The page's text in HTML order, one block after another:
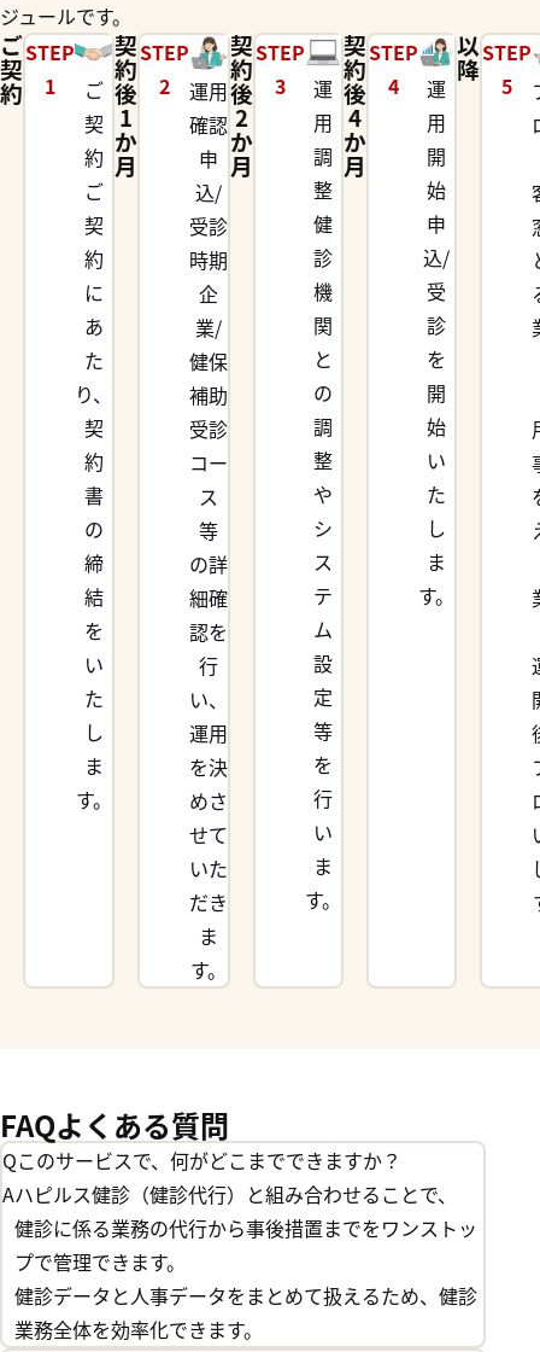
ジュールです。
ご
契
約
STEP
1
ご
契
約
ご
契
約
に
あ
た
り、
契
約
書
の
締
結
を
い
た
し
ま
す。
契
約
後
1
か
月
STEP
2
運用
確認
申
込/
受診
時期
企
業/
健保
補助
受診
コー
ス
等
の詳
細確
認を
行
い、
運用
を決
めさ
せて
いた
だき
ま
す。
契
約
後
2
か
月
STEP
3
運
用
調
整
健
診
機
関
と
の
調
整
や
シ
ス
テ
ム
設
定
等
を
行
い
ま
す。
契
約
後
4
か
月
STEP
4
運
用
開
始
申
込/
受
診
を
開
始
い
た
し
ま
す。
以
降STEP
5
FAQよくある質問
Qこのサービスで、何がどこまでできますか？
Aハピルス健診（健診代行）と組み合わせることで、
健診に係る業務の代行から事後措置までをワンストッ
プで管理できます。
健診データと人事データをまとめて扱えるため、健診
業務全体を効率化できます。